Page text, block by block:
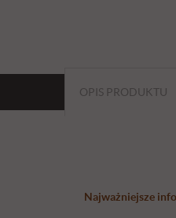
OPIS PRODUKTU
Najważniejsze